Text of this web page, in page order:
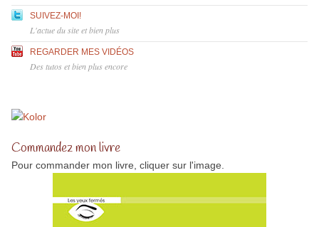
SUIVEZ-MOI!
L'actue du site et bien plus
REGARDER MES VIDÉOS
Des tutos et bien plus encore
Commandez mon livre
Pour commander mon livre, cliquer sur l'image.